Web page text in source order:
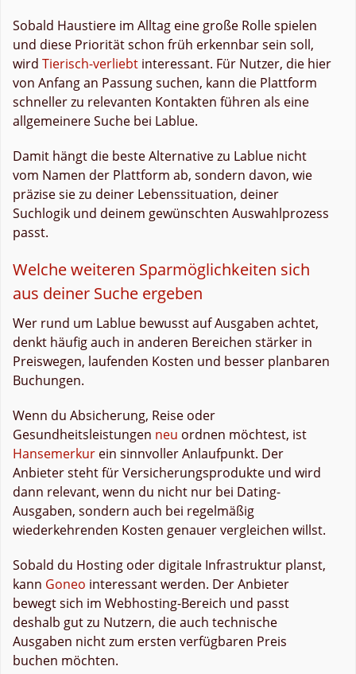
Sobald Haustiere im Alltag eine große Rolle spielen
und diese Priorität schon früh erkennbar sein soll,
wird Tierisch-verliebt interessant. Für Nutzer, die hier
von Anfang an Passung suchen, kann die Plattform
schneller zu relevanten Kontakten führen als eine
allgemeinere Suche bei Lablue.
Damit hängt die beste Alternative zu Lablue nicht
vom Namen der Plattform ab, sondern davon, wie
präzise sie zu deiner Lebenssituation, deiner
Suchlogik und deinem gewünschten Auswahlprozess
passt.
Welche weiteren Sparmöglichkeiten sich
aus deiner Suche ergeben
Wer rund um Lablue bewusst auf Ausgaben achtet,
denkt häufig auch in anderen Bereichen stärker in
Preiswegen, laufenden Kosten und besser planbaren
Buchungen.
Wenn du Absicherung, Reise oder
Gesundheitsleistungen neu ordnen möchtest, ist
Hansemerkur ein sinnvoller Anlaufpunkt. Der
Anbieter steht für Versicherungsprodukte und wird
dann relevant, wenn du nicht nur bei Dating-
Ausgaben, sondern auch bei regelmäßig
wiederkehrenden Kosten genauer vergleichen willst.
Sobald du Hosting oder digitale Infrastruktur planst,
kann Goneo interessant werden. Der Anbieter
bewegt sich im Webhosting-Bereich und passt
deshalb gut zu Nutzern, die auch technische
Ausgaben nicht zum ersten verfügbaren Preis
buchen möchten.